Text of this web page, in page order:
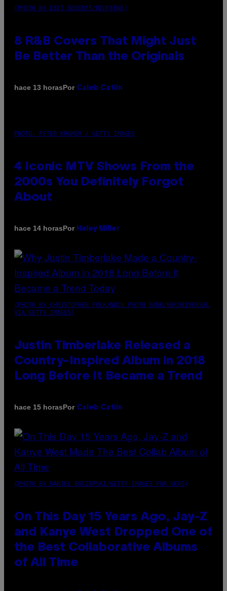
(PHOTO BY EBET ROBERTS/REDFERNS)
8 R&B Covers That Might Just
Be Better Than the Originals
hace 13 horasPor Caleb Catlin
PHOTO: PETER KRAMER / GETTY IMAGES
4 Iconic MTV Shows From the
2000s You Definitely Forgot
About
hace 14 horasPor Haley Miller
(PHOTO BY CHRISTOPHER POLK/NBCU PHOTO BANK/NBCUNIVERSAL
VIA GETTY IMAGES)
Justin Timberlake Released a
Country-Inspired Album in 2018
Long Before It Became a Trend
hace 15 horasPor Caleb Catlin
(PHOTO BY DANIEL BOCZARSKI/GETTY IMAGES FOR VEVO)
On This Day 15 Years Ago, Jay-Z
and Kanye West Dropped One of
the Best Collaborative Albums
of All Time